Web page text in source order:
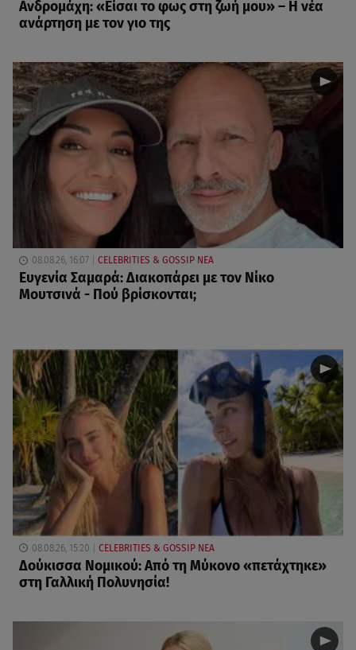
Ανδρομάχη: «Είσαι το φως στη ζωή μου» – Η νέα
ανάρτηση με τον γιο της
08.08.26, 16:07 CELEBRITIES & GOSSIP ΝΕΑ
Ευγενία Σαμαρά: Διακοπάρει με τον Νίκο
Μουτσινά - Πού βρίσκονται;
08.08.26, 15:20 CELEBRITIES & GOSSIP ΝΕΑ
Δούκισσα Νομικού: Από τη Μύκονο «πετάχτηκε»
στη Γαλλική Πολυνησία!